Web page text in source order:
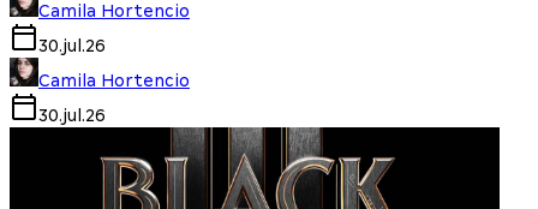
Camila Hortencio
30.jul.26
Camila Hortencio
30.jul.26